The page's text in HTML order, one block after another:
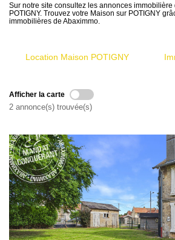
NOTRE AGENCE
Le Mandat
EXTRANET
Créer une alerte
Sur notre site consultez les annonces immobilière
POTIGNY. Trouvez votre Maison sur POTIGNY
immobilières de Abaximmo.
Location Maison POTIGNY
Afficher la carte
2 annonce(s) trouvée(s)
Exclusif